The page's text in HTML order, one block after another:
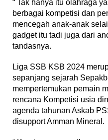
“ Tak hanya itu olahraga
berbagai kompetisi dan
mencegah anak-anak
gadget itu tadi juga dari
tandasnya.
Liga SSB KSB 2024
sepanjang sejarah
mempertemukan pemain
rencana Kompetisi usia
agenda tahunan Askab
disupport Amman Mineral.